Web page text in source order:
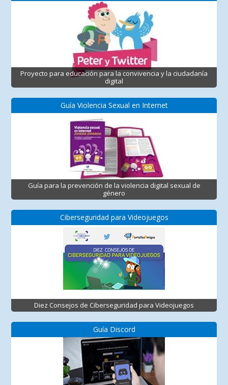
Proyecto para educación para la convivencia y la ciudadanía
digital
Guía Violencia Sexual en Internet
Guía para la prevención de la violencia digital sexual de
género
Ciberseguridad para Videojuegos
Diez Consejos de Ciberseguridad para Videojuegos
Guía Discord